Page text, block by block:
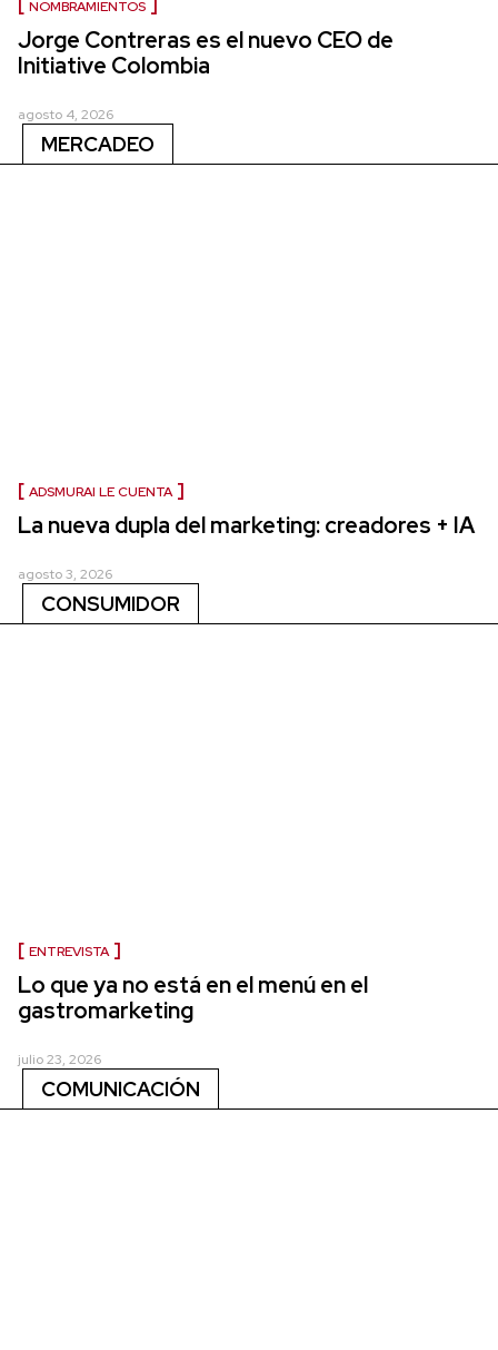
NOMBRAMIENTOS
Jorge Contreras es el nuevo CEO de
Initiative Colombia
agosto 4, 2026
MERCADEO
ADSMURAI LE CUENTA
La nueva dupla del marketing: creadores + IA
agosto 3, 2026
CONSUMIDOR
ENTREVISTA
Lo que ya no está en el menú en el
gastromarketing
julio 23, 2026
COMUNICACIÓN